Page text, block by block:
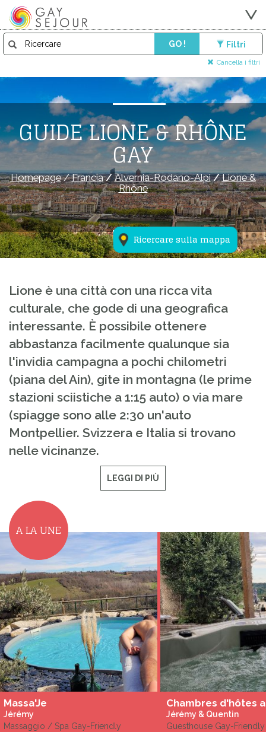
GO ! Filtri
Cancella i filtri
Ricercare sulla mappa
GUIDE LIONE & RHÔNE
GAY
Homepage/Francia/Alvernia-Rodano-Alpi/Lione &
Rhône
Lione è una città con una ricca vita
culturale, che gode di una geografica
interessante. È possibile ottenere
abbastanza facilmente qualunque sia
l'invidia campagna a pochi chilometri
(piana del Ain), gite in montagna (le prime
stazioni sciistiche a 1:15 auto) o via mare
(spiagge sono alle 2:30 un'auto
Montpellier. Svizzera e Italia si trovano
nelle vicinanze.
LEGGI DI PIÙ
A LA UNE
Massa'Je
Jérémy
Massaggio / Spa Gay-Friendly
Chambres d'hôtes
Jérémy & Quentin
Guesthouse Gay-Friendly